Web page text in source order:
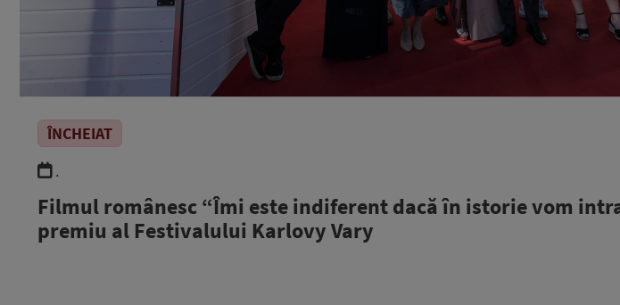
ÎNCHEIAT
.
Filmul românesc “Îmi este indiferent dacă în istorie vom
premiu al Festivalului Karlovy Vary